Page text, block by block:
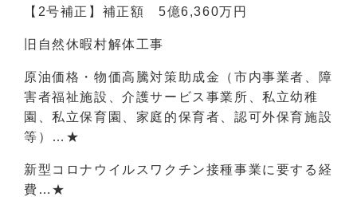
【2号補正】補正額 5億6,360万円
旧自然休暇村解体工事
原油価格・物価高騰対策助成金（市内事業者、障
害者福祉施設、介護サービス事業所、私立幼稚
園、私立保育園、家庭的保育者、認可外保育施設
等）…★
新型コロナウイルスワクチン接種事業に要する経
費…★